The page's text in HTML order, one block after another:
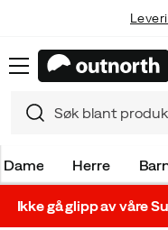
Gratis
Dame Herre
Ikke gå glipp av våre